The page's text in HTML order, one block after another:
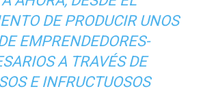
DE PRODUCIR UNOS
EMPRENDEDORES-
A TRAVÉS DE
E INFRUCTUOSOS